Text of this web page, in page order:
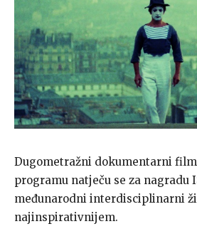
Dugometražni dokumentarni
programu natječu se za nagradu
međunarodni interdisciplinarni
najinspirativnijem.